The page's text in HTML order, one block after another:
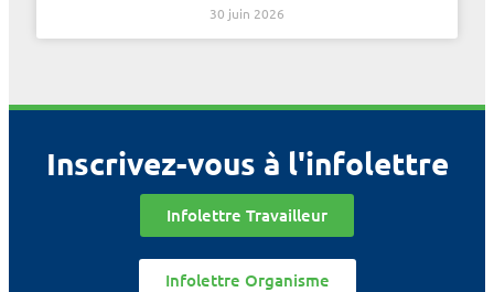
30 juin 2026
Inscrivez-vous à l'infolettre
Infolettre Travailleur
Infolettre Organisme